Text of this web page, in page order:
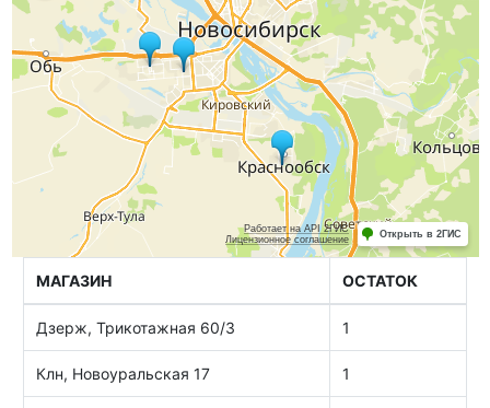
МАГАЗИН ОСТАТОК
Дзерж, Трикотажная 60/3 1
Клн, Новоуральская 17 1